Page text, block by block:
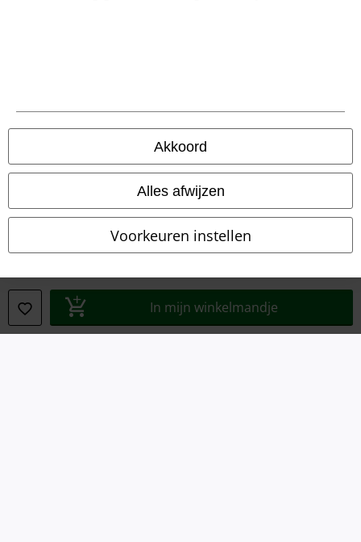
Akkoord
Alles afwijzen
Voorkeuren instellen
In mijn winkelmandje
Bedrijfsgegevens
Privacyverklaring
Verklaring van conformiteit
Informatie over toegankelijkheid
Annuleer bestelling